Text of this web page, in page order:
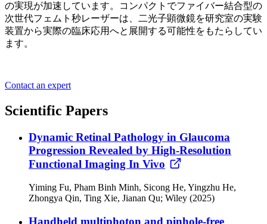
の実現が加速しています。コンパクトでファイバー結合型の
次世代フェムト秒レーザーは、二光子顕微鏡を研究室の実験
装置から実際の臨床応用へと展開する可能性をもたらしてい
ます。
Contact an expert
Scientific Papers
Dynamic Retinal Pathology in Glaucoma
Progression Revealed by High-Resolution
Functional Imaging In Vivo
Yiming Fu, Pham Binh Minh, Sicong He, Yingzhu He,
Zhongya Qin, Ting Xie, Jianan Qu; Wiley (2025)
Handheld multiphoton and pinhole-free